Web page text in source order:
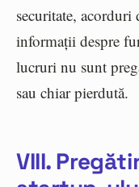
securitate, acorduri
informații despre
lucruri nu sunt
sau chiar pierdută.
VIII.